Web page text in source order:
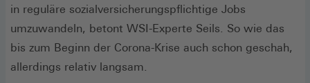
in reguläre sozialversicherungspflichtige Jobs
umzuwandeln, betont WSI-Experte Seils. So wie das
bis zum Beginn der Corona-Krise auch schon geschah,
allerdings relativ langsam.